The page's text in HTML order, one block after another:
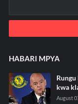
HABARI MPYA
Rungu
kwa
August